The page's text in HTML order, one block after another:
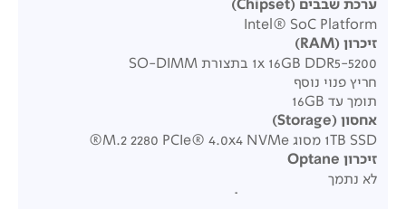
ערכת שבבים (Chipset)
Intel® SoC Platform
זיכרון(RAM)
1x 16GB DDR5-5200 בתצורת SO-DIMM
חריץ פנוי נוסף
תומך עד 16GB
אחסון(Storage)
1TB SSD מסוג M.2 2280 PCIe® 4.0x4 NVMe®
זיכרון
לא נתמך
תמיכה באחסון מקסימלי